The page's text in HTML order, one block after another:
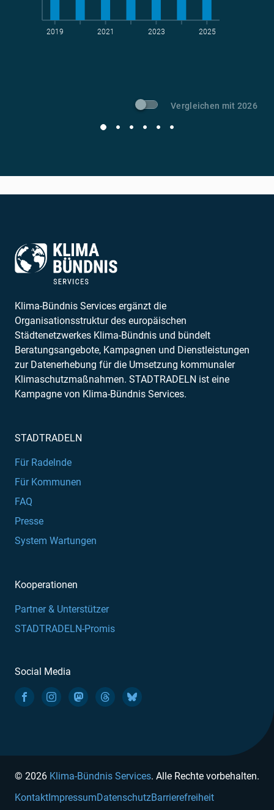
t CO -Vermeidung
2019 2021 2023 2025
Vergleichen mit 2026
Klima-Bündnis Services ergänzt die
Organisationsstruktur des europäischen
Städtenetzwerkes Klima-Bündnis und bündelt
Beratungsangebote, Kampagnen und Dienstleistungen
zur Datenerhebung für die Umsetzung kommunaler
Klimaschutzmaßnahmen. STADTRADELN ist eine
Kampagne von Klima-Bündnis Services.
STADTRADELN
Für Radelnde
Für Kommunen
FAQ
Presse
System Wartungen
Kooperationen
Partner & Unterstützer
STADTRADELN-Promis
Social Media
© 2026 Klima-Bündnis Services. Alle Rechte vorbehalten.
KontaktImpressumDatenschutzBarrierefreiheit